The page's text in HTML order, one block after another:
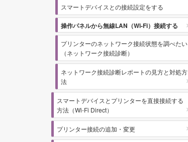
スマートデバイスとの接続設定をする
操作パネルから無線LAN（Wi-Fi）接続する
プリンターのネットワーク接続状態を調べたい
（ネットワーク接続診断）
ネットワーク接続診断レポートの見方と対処方
法
スマートデバイスとプリンターを直接接続する
方法（Wi-Fi Direct）
プリンター接続の追加・変更